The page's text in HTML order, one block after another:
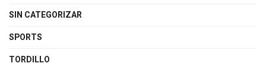
SIN CATEGORIZAR
SPORTS
TORDILLO